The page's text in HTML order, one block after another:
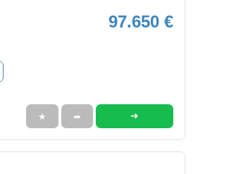
97.650 €
★ ➦ ➜